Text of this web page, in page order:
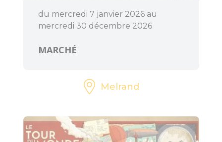
du mercredi 7 janvier 2026 au
mercredi 30 décembre 2026
MARCHÉ
Melrand